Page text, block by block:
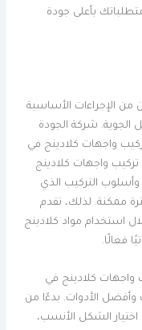
بأعلى جودة
من الإجراءات الأساسية
الجوية. شركة الجودة
واجهات كلادينج في
تركيب واجهات كلادينج
وأسلوب التركيب الذي
ممكنة. لذلك، تقدم
استخدام مواد كلادينج
فعالًا.
واجهات كلادينج في
وأفضل الأدوات. بدءًا من
الشكل الأنسب،